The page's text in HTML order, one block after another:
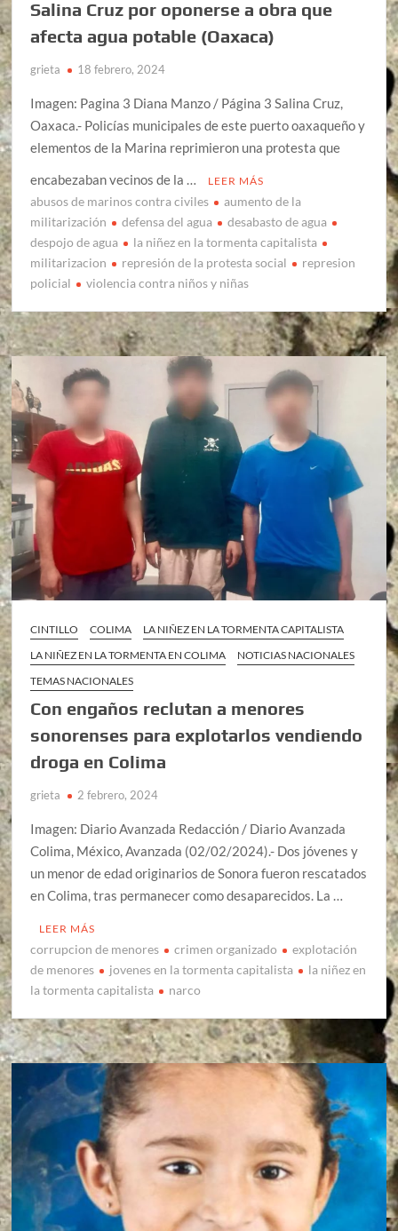
Salina Cruz por oponerse a obra que
afecta agua potable (Oaxaca)
grieta 18 febrero, 2024
Imagen: Pagina 3 Diana Manzo / Página 3 Salina Cruz,
Oaxaca.- Policías municipales de este puerto oaxaqueño y
elementos de la Marina reprimieron una protesta que
encabezaban vecinos de la …
LEER MÁS
abusos de marinos contra civiles
aumento de la
militarización
defensa del agua
desabasto de agua
despojo de agua
la niñez en la tormenta capitalista
militarizacion
represión de la protesta social
represion
policial
violencia contra niños y niñas
CINTILLO COLIMA
LA NIÑEZ EN LA TORMENTA CAPITALISTA
LA NIÑEZ EN LA TORMENTA EN COLIMA
NOTICIAS NACIONALES
TEMAS NACIONALES
Con engaños reclutan a menores
sonorenses para explotarlos vendiendo
droga en Colima
grieta 2 febrero, 2024
Imagen: Diario Avanzada Redacción / Diario Avanzada
Colima, México, Avanzada (02/02/2024).- Dos jóvenes y
un menor de edad originarios de Sonora fueron rescatados
en Colima, tras permanecer como desaparecidos. La …
LEER MÁS
corrupcion de menores crimen organizado
explotación
de menores
jovenes en la tormenta capitalista
la niñez en
la tormenta capitalista
narco